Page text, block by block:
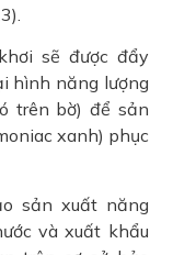
sẽ được đẩy
hình năng lượng
trên bờ) để sản
xanh) phục
sản xuất năng
và xuất khẩu